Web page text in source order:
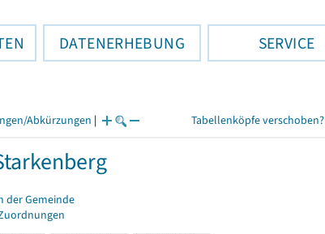
DATENERHEBUNG SERVICE
Abkürzungen | Tabellenköpfe verschoben?
der Gemeinde